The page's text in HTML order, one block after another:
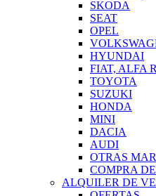
SKODA
SEAT
OPEL
HYUNDAI
FIAT, ALFA
TOYOTA
SUZUKI
HONDA
MINI
DACIA
AUDI
OTRAS
COMPRA
ALQUILER DE